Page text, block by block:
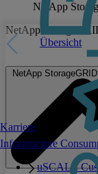
Infrastructure
uSCALE
Karriere
NetApp
NetApp
Übersicht
NetApp